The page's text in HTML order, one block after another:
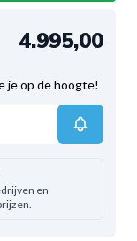
4.995,00
je op de hoogte!
en